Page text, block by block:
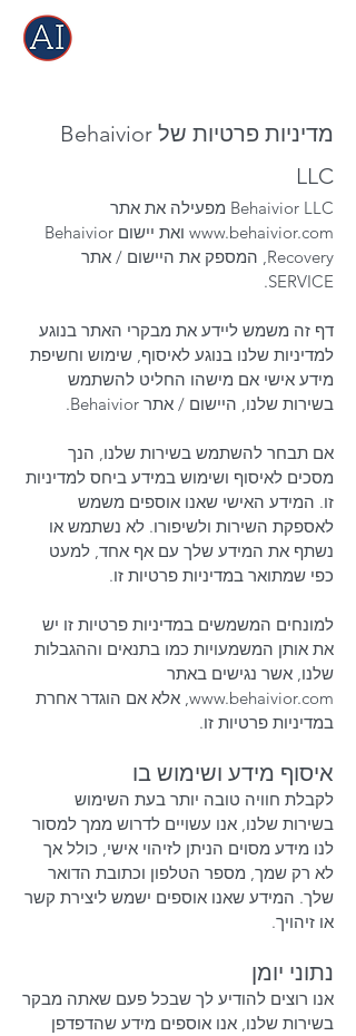
מדיניות פרטיות של Behaivior
LLC
Behaivior LLC מפעילה את אתר
www.behaivior.com
ואת יישום Behaivior
Recovery, המספק את היישום / אתר
SERVICE.
דף זה משמש ליידע את מבקרי האתר בנוגע
למדיניות שלנו בנוגע לאיסוף, שימוש וחשיפת
מידע אישי אם מישהו החליט להשתמש
בשירות שלנו, היישום / אתר Behaivior.
אם תבחר להשתמש בשירות שלנו, הנך
מסכים לאיסוף ושימוש במידע ביחס למדיניות
זו. המידע האישי שאנו אוספים משמש
לאספקת השירות ולשיפורו. לא נשתמש או
נשתף את המידע שלך עם אף אחד, למעט
כפי שמתואר במדיניות פרטיות זו.
למונחים המשמשים במדיניות פרטיות זו יש
את אותן המשמעויות כמו בתנאים וההגבלות
שלנו, אשר נגישים באתר
www.behaivior.com, אלא אם הוגדר אחרת
במדיניות פרטיות זו.
איסוף מידע ושימוש בו
לקבלת חוויה טובה יותר בעת השימוש
בשירות שלנו, אנו עשויים לדרוש ממך למסור
לנו מידע מסוים הניתן לזיהוי אישי, כולל אך
לא רק שמך, מספר הטלפון וכתובת הדואר
שלך. המידע שאנו אוספים ישמש ליצירת קשר
או זיהויך.
נתוני יומן
אנו רוצים להודיע לך שבכל פעם שאתה מבקר
בשירות שלנו, אנו אוספים מידע שהדפדפן